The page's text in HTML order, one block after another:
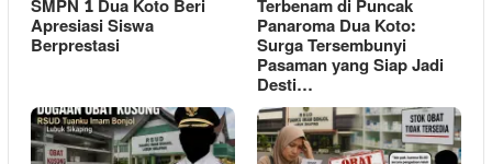
SMPN 1 Dua Koto Beri
Apresiasi Siswa
Berprestasi
Terbenam di Puncak
Panaroma Dua Koto:
Surga Tersembunyi
Pasaman yang Siap Jadi
Desti…